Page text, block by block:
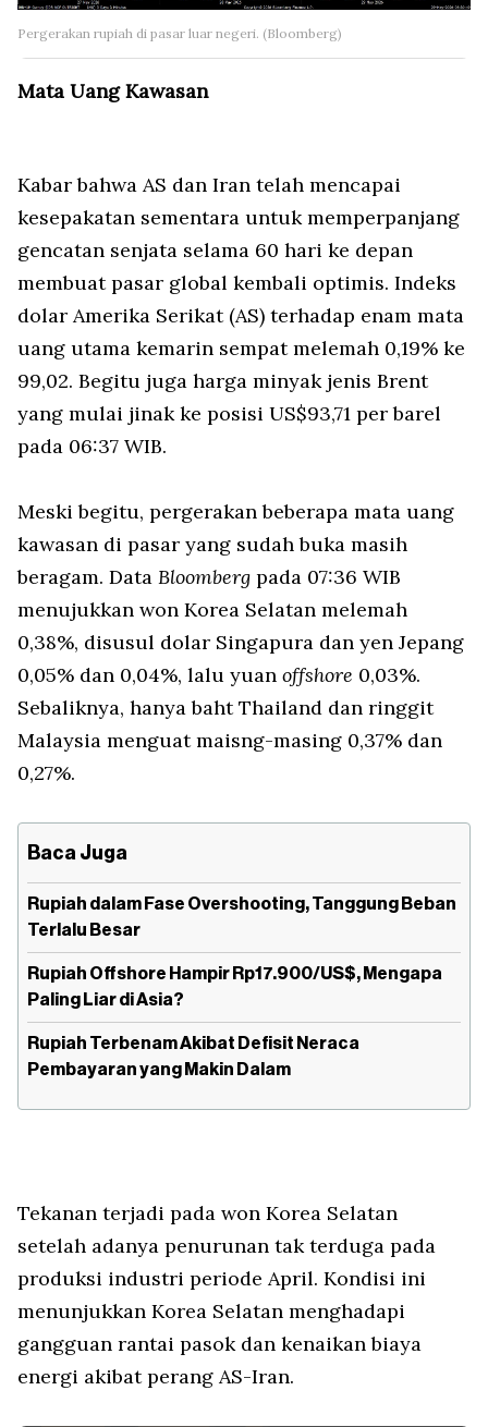
Pergerakan rupiah di pasar luar negeri. (Bloomberg)
Mata Uang Kawasan
Kabar bahwa AS dan Iran telah mencapai
kesepakatan sementara untuk memperpanjang
gencatan senjata selama 60 hari ke depan
membuat pasar global kembali optimis. Indeks
dolar Amerika Serikat (AS) terhadap enam mata
uang utama kemarin sempat melemah 0,19% ke
99,02. Begitu juga harga minyak jenis Brent
yang mulai jinak ke posisi US$93,71 per barel
pada 06:37 WIB.
Meski begitu, pergerakan beberapa mata uang
kawasan di pasar yang sudah buka masih
beragam. Data Bloomberg pada 07:36 WIB
menujukkan won Korea Selatan melemah
0,38%, disusul dolar Singapura dan yen Jepang
0,05% dan 0,04%, lalu yuan offshore 0,03%.
Sebaliknya, hanya baht Thailand dan ringgit
Malaysia menguat maisng-masing 0,37% dan
0,27%.
Baca Juga
Rupiah dalam Fase Overshooting, Tanggung Beban
Terlalu Besar
Rupiah Offshore Hampir Rp17.900/US$, Mengapa
Paling Liar di Asia?
Rupiah Terbenam Akibat Defisit Neraca
Pembayaran yang Makin Dalam
Tekanan terjadi pada won Korea Selatan
setelah adanya penurunan tak terduga pada
produksi industri periode April. Kondisi ini
menunjukkan Korea Selatan menghadapi
gangguan rantai pasok dan kenaikan biaya
energi akibat perang AS-Iran.